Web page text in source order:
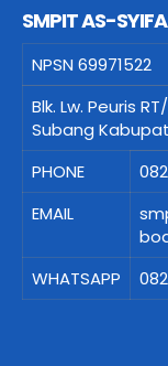
SMPIT AS-
NPSN 69971522
Blk. Lw. Peuris
Subang
PHONE
EMAIL
WHATSAPP